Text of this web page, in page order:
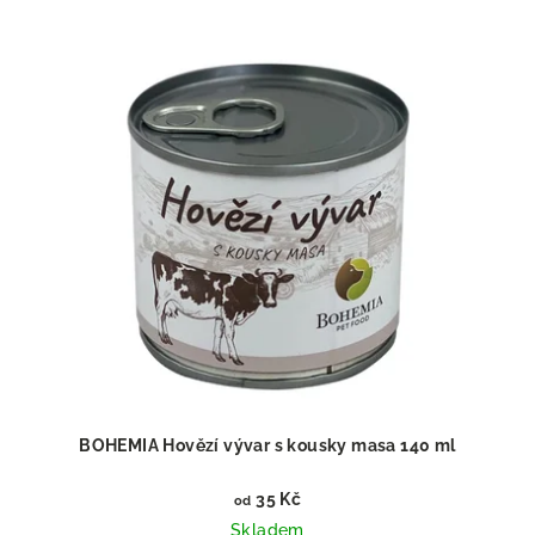
BOHEMIA Hovězí vývar s kousky masa 140 ml
od 35 Kč
Skladem